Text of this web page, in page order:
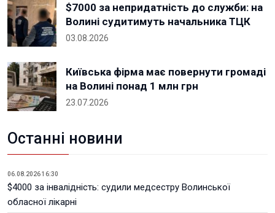
$7000 за непридатність до служби: на
Волині судитимуть начальника ТЦК
03.08.2026
Київська фірма має повернути громаді
на Волині понад 1 млн грн
23.07.2026
Останні новини
06.08.2026 16:30
$4000 за інвалідність: судили медсестру Волинської
обласної лікарні